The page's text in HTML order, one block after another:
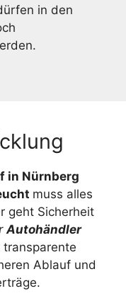
in den
in Nürnberg
muss alles
geht Sicherheit
Autohändler
Ablauf und